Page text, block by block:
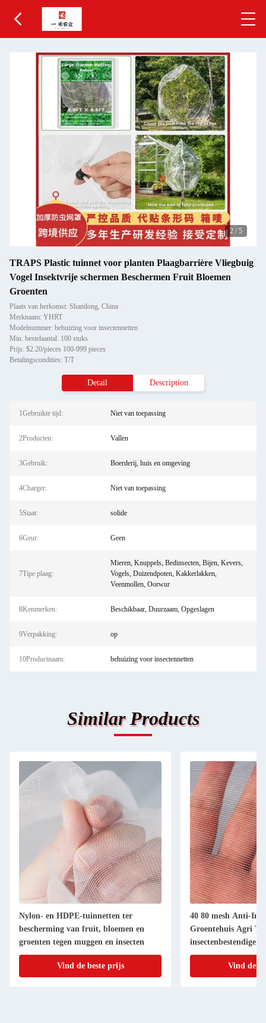
2 / 5
TRAPS Plastic tuinnet voor planten Plaagbarrière Vliegbuig
Vogel Insektvrije schermen Beschermen Fruit Bloemen
Groenten
Plaats van herkomst: Shandong, China
Merknaam: YHRT
Modelnummer: behuizing voor insectennetten
Min. bestelaantal: 100 stuks
Prijs: $2.20/pieces 100-999 pieces
Betalingscondities: T/T
Detail Description
1Gebruikte tijd: Niet van toepassing
2Producten: Vallen
3Gebruik: Boerderij, huis en omgeving
4Charger: Niet van toepassing
5Staat: solide
6Geur: Geen
7Tipe plaag:
Mieren, Knuppels, Bedinsecten, Bijen, Kevers,
Vogels, Duizendpoten, Kakkerlakken,
Veenmollen, Oorwur
8Kenmerken: Beschikbaar, Duurzaam, Opgeslagen
9Verpakking: op
10Productnaam: behuizing voor insectennetten
Similar Products
Nylon- en HDPE-tuinnetten ter
bescherming van fruit, bloemen en
groenten tegen muggen en insecten
Vind de beste prijs
40 80 mesh Anti-
Groentehuis Agri
insectenbestendige
Anti-Aphid Net
Vind de